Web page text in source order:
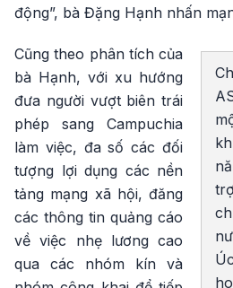
động”, bà Đặng Hạnh nhấn
Cũng theo phân tích của
bà Hạnh, với xu hướng
đưa người vượt biên trái
phép sang Campuchia
làm việc, đa số các đối
tượng lợi dụng các nền
tảng mạng xã hội, đăng
các thông tin quảng cáo
về việc nhẹ lương cao
qua các nhóm kín và